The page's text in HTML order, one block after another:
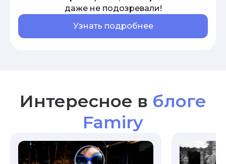
даже не подозревали!
Узнать подробнее
Интересное в блоге
Famiry